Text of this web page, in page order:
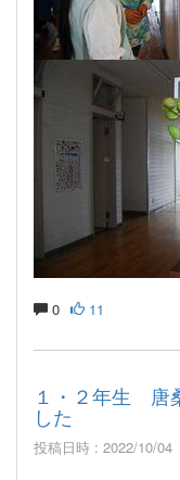
0 11
１・２年生 唐
した
投稿日時 : 2022/10/04